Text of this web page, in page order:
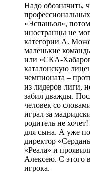
Надо обозначить,
«Эспаньол»,
иностранцы не
категории А.
маленькие
или «СКА-
каталонскую
чемпионата –
из лидеров лиги,
забил дважды.
человек со
играл за
родитель не
для сына. А уже
директор
«Реала» и
Алексею. С этого
игрока.